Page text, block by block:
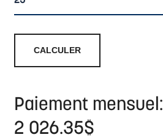
Paiement mensuel:
2 026.35$